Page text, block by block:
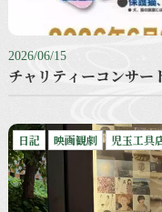
2026/06/15
チャリティーコンサー
日記 映画観劇 児玉工具